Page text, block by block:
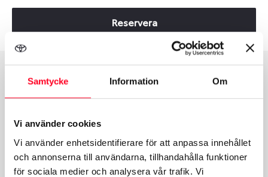
Samtycke Information Om
Vi använder cookies
Vi använder enhetsidentifierare för att anpassa innehållet
och annonserna till användarna, tillhandahålla funktioner
för sociala medier och analysera vår trafik. Vi
Reservera
Group
Fälg PV/C LM
Tum
17
45
Centre Diameter
114.3
Art nummer
6391